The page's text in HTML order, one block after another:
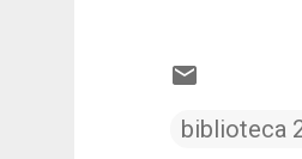
biblioteca